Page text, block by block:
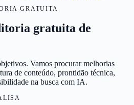
GRATUITA
gratuita de
Vamos procurar melhorias
de conteúdo, prontidão técnica,
na busca com IA.